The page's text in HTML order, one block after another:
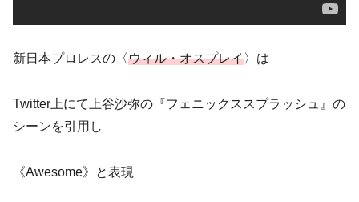
新日本プロレスの〈ウィル・オスプレイ〉は
Twitter上にて上谷沙弥の『フェニックススプラッシュ』の
シーンを引用し
《Awesome》と表現